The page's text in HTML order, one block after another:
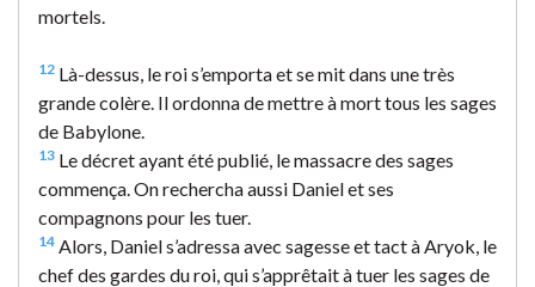
mortels.
12 Là-dessus, le roi s’emporta et se mit dans une très
grande colère. Il ordonna de mettre à mort tous les sages
de Babylone.
13 Le décret ayant été publié, le massacre des sages
commença. On rechercha aussi Daniel et ses
compagnons pour les tuer.
14 Alors, Daniel s’adressa avec sagesse et tact à Aryok, le
chef des gardes du roi, qui s’apprêtait à tuer les sages de